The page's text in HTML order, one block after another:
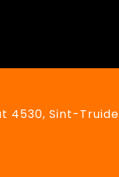
4530, Sint-